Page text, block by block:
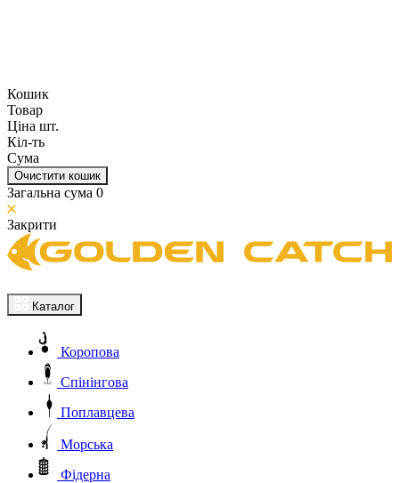
Кошик
Товар
Ціна шт.
Кіл-ть
Сума
Очистити кошик
Загальна сума 0
Закрити
Каталог
Коропова
Спінінгова
Поплавцева
Морська
Фідерна